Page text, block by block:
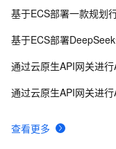
查看更多
基于ECS部署一款规划
基于ECS部署
通过云原生API网关进
通过云原生API网关进